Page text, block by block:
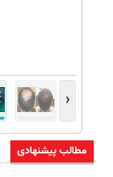
‹
مطالب پیشنهادی